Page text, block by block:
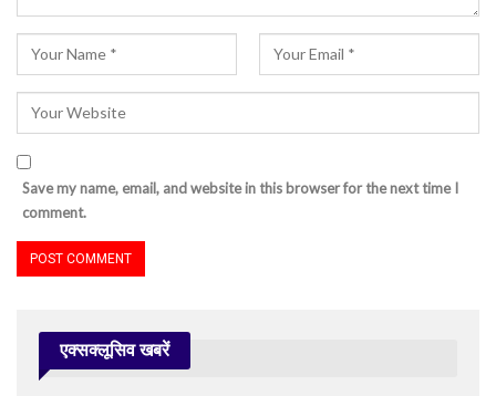
Save my name, email, and website in this browser for the next time I
comment.
एक्सक्लूसिव खबरें